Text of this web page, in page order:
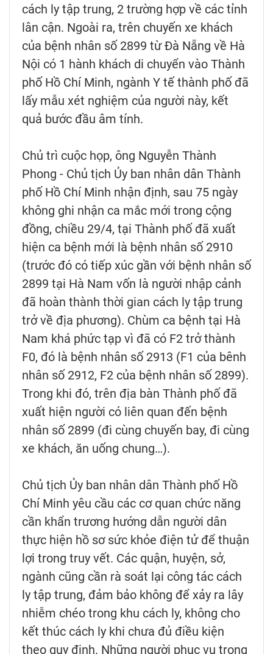
cách ly tập trung, 2 trường hợp về các tỉnh
lân cận. Ngoài ra, trên chuyến xe khách
của bệnh nhân số 2899 từ Đà Nẵng về Hà
Nội có 1 hành khách di chuyển vào Thành
phố Hồ Chí Minh, ngành Y tế thành phố đã
lấy mẫu xét nghiệm của người này, kết
quả bước đầu âm tính.
Chủ trì cuộc họp, ông Nguyễn Thành
Phong - Chủ tịch Ủy ban nhân dân Thành
phố Hồ Chí Minh nhận định, sau 75 ngày
không ghi nhận ca mắc mới trong cộng
đồng, chiều 29/4, tại Thành phố đã xuất
hiện ca bệnh mới là bệnh nhân số 2910
(trước đó có tiếp xúc gần với bệnh nhân số
2899 tại Hà Nam vốn là người nhập cảnh
đã hoàn thành thời gian cách ly tập trung
trở về địa phương). Chùm ca bệnh tại Hà
Nam khá phức tạp vì đã có F2 trở thành
F0, đó là bệnh nhân số 2913 (F1 của bênh
nhân số 2912, F2 của bệnh nhân số 2899).
Trong khi đó, trên địa bàn Thành phố đã
xuất hiện người có liên quan đến bệnh
nhân số 2899 (đi cùng chuyến bay, đi cùng
xe khách, ăn uống chung…).
Chủ tịch Ủy ban nhân dân Thành phố Hồ
Chí Minh yêu cầu các cơ quan chức năng
cần khẩn trương hướng dẫn người dân
thực hiện hồ sơ sức khỏe điện tử để thuận
lợi trong truy vết. Các quận, huyện, sở,
ngành cũng cần rà soát lại công tác cách
ly tập trung, đảm bảo không để xảy ra lây
nhiễm chéo trong khu cách ly, không cho
kết thúc cách ly khi chưa đủ điều kiện
theo quy định. Những người phục vụ trong